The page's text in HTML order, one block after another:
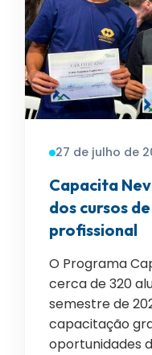
27 de julho de
Capacita
dos cursos
profissional
O Programa
cerca de 320
semestre de
capacitação
oportunidades